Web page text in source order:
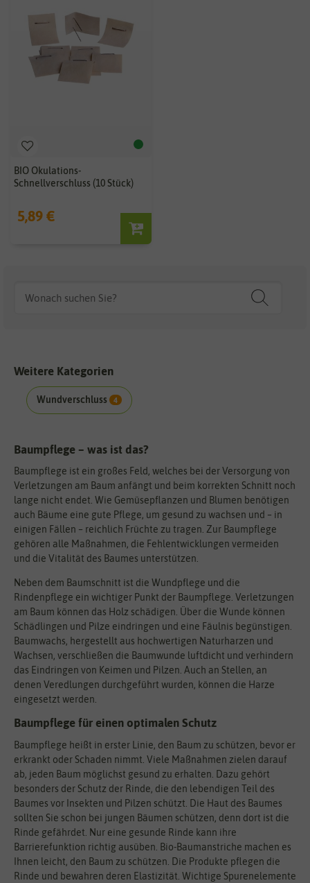
BIO Okulations-
Schnellverschluss (10 Stück)
5,89 €
Weitere Kategorien
Wundverschluss 4
Baumpflege – was ist das?
Baumpflege ist ein großes Feld, welches bei der Versorgung von
Verletzungen am Baum anfängt und beim korrekten Schnitt noch
lange nicht endet. Wie Gemüsepflanzen und Blumen benötigen
auch Bäume eine gute Pflege, um gesund zu wachsen und – in
einigen Fällen – reichlich Früchte zu tragen. Zur Baumpflege
gehören alle Maßnahmen, die Fehlentwicklungen vermeiden
und die Vitalität des Baumes unterstützen.
Neben dem Baumschnitt ist die Wundpflege und die
Rindenpflege ein wichtiger Punkt der Baumpflege. Verletzungen
am Baum können das Holz schädigen. Über die Wunde können
Schädlingen und Pilze eindringen und eine Fäulnis begünstigen.
Baumwachs, hergestellt aus hochwertigen Naturharzen und
Wachsen, verschließen die Baumwunde luftdicht und verhindern
das Eindringen von Keimen und Pilzen. Auch an Stellen, an
denen Veredlungen durchgeführt wurden, können die Harze
eingesetzt werden.
Baumpflege für einen optimalen Schutz
Baumpflege heißt in erster Linie, den Baum zu schützen, bevor er
erkrankt oder Schaden nimmt. Viele Maßnahmen zielen darauf
ab, jeden Baum möglichst gesund zu erhalten. Dazu gehört
besonders der Schutz der Rinde, die den lebendigen Teil des
Baumes vor Insekten und Pilzen schützt. Die Haut des Baumes
sollten Sie schon bei jungen Bäumen schützen, denn dort ist die
Rinde gefährdet. Nur eine gesunde Rinde kann ihre
Barrierefunktion richtig ausüben. Bio-Baumanstriche machen es
Ihnen leicht, den Baum zu schützen. Die Produkte pflegen die
Rinde und bewahren deren Elastizität. Wichtige Spurenelemente